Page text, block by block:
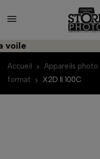
Accueil Appareils photo
format
X2D II 100C